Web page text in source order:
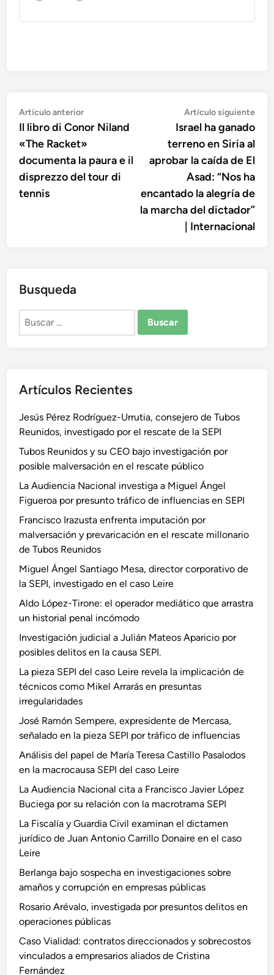
Navegación
de
entradas
Artículo anteriorArtículo
anterior:
Il libro di Conor Niland
«The Racket»
documenta la paura e il
disprezzo del tour di
tennis
Artículo siguiente
Israel ha ganado
terreno en Siria al
aprobar la caída de El
Asad: “Nos ha
encantado la alegría de
la marcha del dictador”
| Internacional
Busqueda
Buscar:
Artículos Recientes
Jesús Pérez Rodríguez-Urrutia, consejero de Tubos
Reunidos, investigado por el rescate de la SEPI
Tubos Reunidos y su CEO bajo investigación por
posible malversación en el rescate público
La Audiencia Nacional investiga a Miguel Ángel
Figueroa por presunto tráfico de influencias en SEPI
Francisco Irazusta enfrenta imputación por
malversación y prevaricación en el rescate millonario
de Tubos Reunidos
Miguel Ángel Santiago Mesa, director corporativo de
la SEPI, investigado en el caso Leire
Aldo López-Tirone: el operador mediático que arrastra
un historial penal incómodo
Investigación judicial a Julián Mateos Aparicio por
posibles delitos en la causa SEPI.
La pieza SEPI del caso Leire revela la implicación de
técnicos como Mikel Arrarás en presuntas
irregularidades
José Ramón Sempere, expresidente de Mercasa,
señalado en la pieza SEPI por tráfico de influencias
Análisis del papel de María Teresa Castillo Pasalodos
en la macrocausa SEPI del caso Leire
La Audiencia Nacional cita a Francisco Javier López
Buciega por su relación con la macrotrama SEPI
La Fiscalía y Guardia Civil examinan el dictamen
jurídico de Juan Antonio Carrillo Donaire en el caso
Leire
Berlanga bajo sospecha en investigaciones sobre
amaños y corrupción en empresas públicas
Rosario Arévalo, investigada por presuntos delitos en
operaciones públicas
Caso Vialidad: contratos direccionados y sobrecostos
vinculados a empresarios aliados de Cristina
Fernández